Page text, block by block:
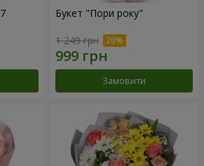
Букет "Пори року"
1 249 грн
Замовити